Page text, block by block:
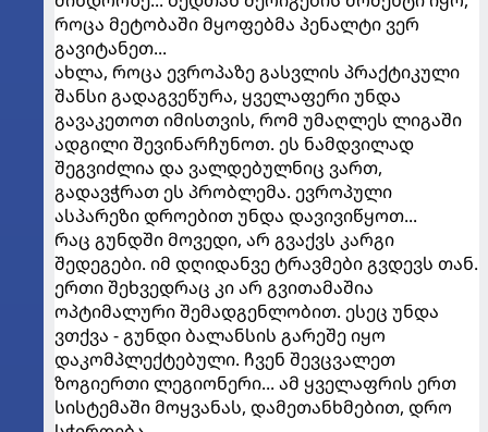
როცა მეტობაში მყოფებმა პენალტი ვერ
გავიტანეთ...
ახლა, როცა ევროპაზე გასვლის პრაქტიკული
შანსი გადაგვეწურა, ყველაფერი უნდა
გავაკეთოთ იმისთვის, რომ უმაღლეს ლიგაში
ადგილი შევინარჩუნოთ. ეს ნამდვილად
შეგვიძლია და ვალდებულნიც ვართ,
გადავჭრათ ეს პრობლემა. ევროპული
ასპარეზი დროებით უნდა დავივიწყოთ...
რაც გუნდში მოვედი, არ გვაქვს კარგი
შედეგები. იმ დღიდანვე ტრავმები გვდევს თან.
ერთი შეხვედრაც კი არ გვითამაშია
ოპტიმალური შემადგენლობით. ესეც უნდა
ვთქვა - გუნდი ბალანსის გარეშე იყო
დაკომპლექტებული. ჩვენ შევცვალეთ
ზოგიერთი ლეგიონერი... ამ ყველაფრის ერთ
სისტემაში მოყვანას, დამეთანხმებით, დრო